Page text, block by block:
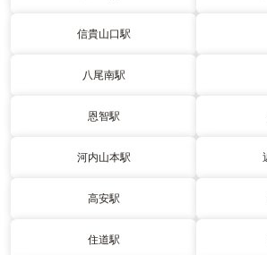
信貴山口駅
八尾南駅
恩智駅
河内山本駅
高安駅
住道駅